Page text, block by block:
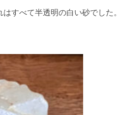
すべて半透明の白い砂でした。